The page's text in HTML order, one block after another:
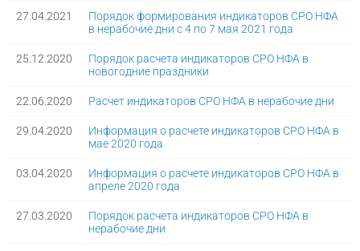
27.04.2021
Порядок формирования индикаторов СРО НФА
в нерабочие дни с 4 по 7 мая 2021 года
25.12.2020
Порядок расчета индикаторов СРО НФА в
новогодние праздники
22.06.2020 Расчет индикаторов СРО НФА в нерабочие дни
29.04.2020
Информация о расчете индикаторов СРО НФА в
мае 2020 года
03.04.2020
Информация о расчете индикаторов СРО НФА в
апреле 2020 года
27.03.2020
Порядок расчета индикаторов СРО НФА в
нерабочие дни